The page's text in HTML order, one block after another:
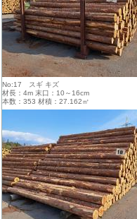
No:17 スギ キズ
材長：4m 末口：10～16cm
本数：353 材積：27.162㎥